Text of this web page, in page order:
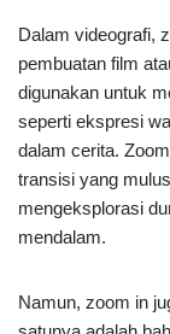
Dalam videografi,
pembuatan film
digunakan untuk
seperti ekspresi
dalam cerita.
transisi yang
mengeksplorasi
mendalam.
Namun, zoom in